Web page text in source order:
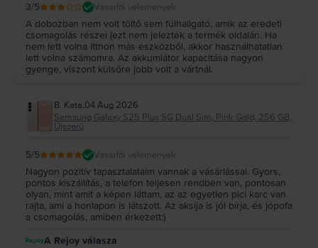
3/5 Vásárlói vélemények
A dobozban nem volt töltő sem fülhallgató, amik az eredeti
csomagolás részei (ezt nem jelezték a termék oldalán. Ha
nem lett volna itthon más eszközből, akkor használhatatlan
lett volna számomra. Az akkumlátor kapacitása nagyon
gyenge, viszont külsőre jobb volt a vártnál.
B. Kata,04 Aug 2026
Samsung Galaxy S25 Plus 5G Dual Sim, Pink Gold, 256 GB,
Újszerű
5/5 Vásárlói vélemények
Nagyon pozitív tapasztalataim vannak a vásárlással. Gyors,
pontos kiszállítás, a telefon teljesen rendben van, pontosan
olyan, mint amit a képen láttam, az az egyetlen pici karc van
rajta, ami a honlapon is látszott. Az aksija is jól bírja, és jópofa
a csomagolás, amiben érkezett:)
A Rejoy válasza